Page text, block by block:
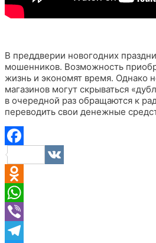
В преддверии новогодних
мошенников. Возможность
жизнь и экономят время. Однако
магазинов могут скрываться
в очередной раз обращаются к
переводить свои денежные
Facebook
VK
Odnoklassniki
WhatsApp
Viber